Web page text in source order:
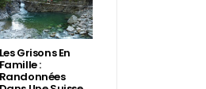
Les Grisons En
Famille :
Randonnées